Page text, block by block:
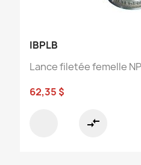
IBPLB
Lance filetée femelle
62,35 $
compare_arrows